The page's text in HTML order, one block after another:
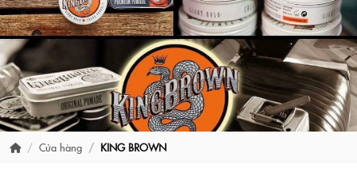
Cửa hàng KING BROWN